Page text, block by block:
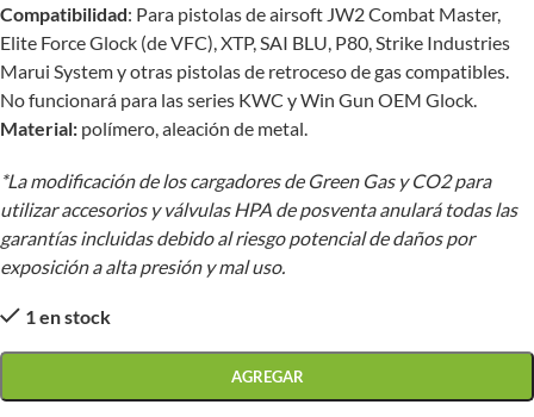
Compatibilidad: Para pistolas de airsoft JW2 Combat Master,
Elite Force Glock (de VFC), XTP, SAI BLU, P80, Strike Industries
Marui System y otras pistolas de retroceso de gas compatibles.
No funcionará para las series KWC y Win Gun OEM Glock.
Material: polímero, aleación de metal.
*La modificación de los cargadores de Green Gas y CO2 para
utilizar accesorios y válvulas HPA de posventa anulará todas las
garantías incluidas debido al riesgo potencial de daños por
exposición a alta presión y mal uso.
1 en stock
AGREGAR